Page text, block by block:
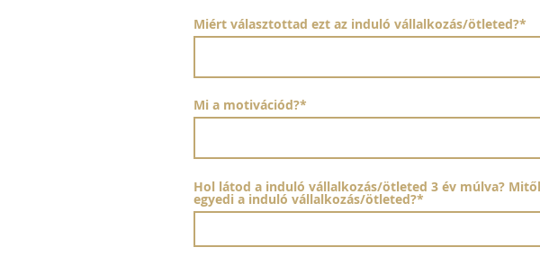
Miért választottad ezt az induló vállalkozás/ötleted?*
Mi a motivációd?*
Hol látod a induló vállalkozás/ötleted 3 év múlva? Mitől
egyedi a induló vállalkozás/ötleted?*